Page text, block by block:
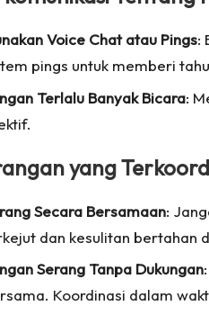
Voice Chat atau Pings:
pings untuk memberi
Terlalu Banyak Bicara:
yang
Secara Bersamaan:
dan kesulitan bertahan
Serang Tanpa Dukungan
Koordinasi dalam